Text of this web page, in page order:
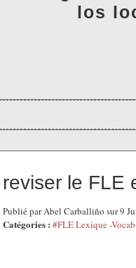
los
reviser le FLE
Publié par Abel Carballiño sur 9
Catégories : #FLE Lexique -